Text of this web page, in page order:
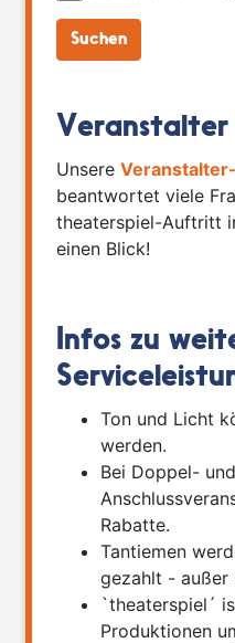
Veranstalter
Unsere
beantwortet viele
theaterspiel-Auftritt
einen Blick!
Infos zu
Ton und Licht
werden.
Bei Doppel- und
Rabatte.
Tantiemen
gezahlt - außer
`theaterspiel´
Produktionen